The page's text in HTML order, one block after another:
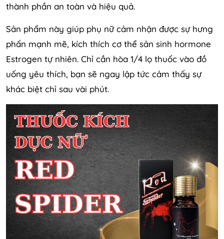
thành phần an toàn và hiệu quả.
Sản phẩm này giúp phụ nữ cảm nhận được sự hưng
phấn mạnh mẽ, kích thích cơ thể sản sinh hormone
Estrogen tự nhiên. Chỉ cần hòa 1/4 lọ thuốc vào đồ
uống yêu thích, bạn sẽ ngay lập tức cảm thấy sự
khác biệt chỉ sau vài phút.